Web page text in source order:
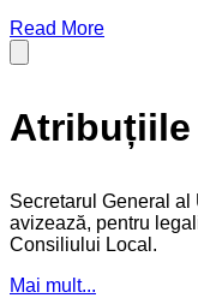
Read More
Atribuțiile
Secretarul General al
avizează, pentru
Consiliului Local.
Mai mult...